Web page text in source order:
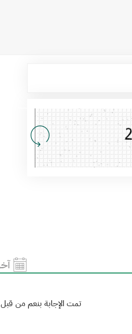
تمت الإجابة بنعم من قبل 0 زائر من 0 إجابة